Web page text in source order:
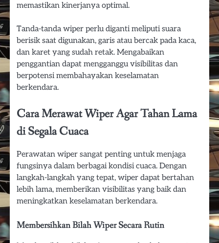
memastikan kinerjanya optimal.
Tanda-tanda wiper perlu diganti meliputi suara
berisik saat digunakan, garis atau bercak pada kaca,
dan karet yang sudah retak. Mengabaikan
penggantian dapat mengganggu visibilitas dan
berpotensi membahayakan keselamatan
berkendara.
Cara Merawat Wiper Agar Tahan Lama
di Segala Cuaca
Perawatan wiper sangat penting untuk menjaga
fungsinya dalam berbagai kondisi cuaca. Dengan
langkah-langkah yang tepat, wiper dapat bertahan
lebih lama, memberikan visibilitas yang baik dan
meningkatkan keselamatan berkendara.
Membersihkan Bilah Wiper Secara Rutin